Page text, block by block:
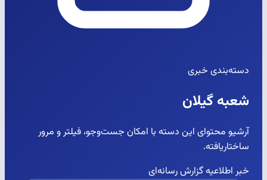
دسته‌بندی خبری
شعبه گیلان
آرشیو محتوای این دسته با امکان جست‌وجو، فیلتر و مرور
ساختاریافته.
خبر اطلاعیهگزارش رسانه‌ای